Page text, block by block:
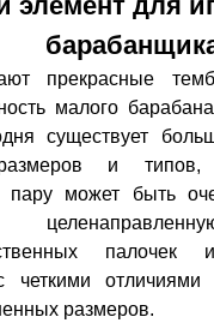
прекрасные
малого
существует
и типов,
пару может быть
палочек
четкими
размеров.